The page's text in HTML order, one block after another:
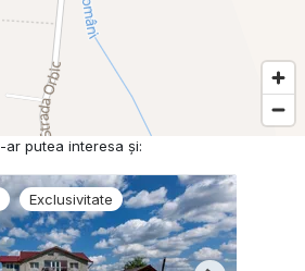
ar putea interesa și:
Exclusivitate